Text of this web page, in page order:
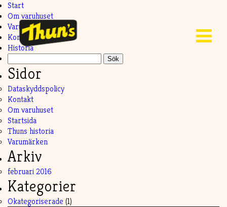
Start
Om varuhuset
Varumärken
Kontakt
Historia
efter:
Sidor
Dataskyddspolicy
Kontakt
Om varuhuset
Startsida
Thuns historia
Varumärken
Arkiv
februari 2016
Kategorier
Okategoriserade (1)